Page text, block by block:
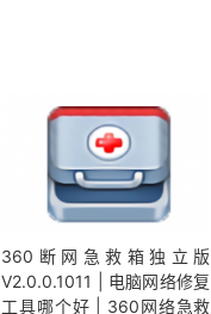
360断网急救箱独立版
V2.0.0.1011 | 电脑网络修复
工具哪个好 | 360网络急救